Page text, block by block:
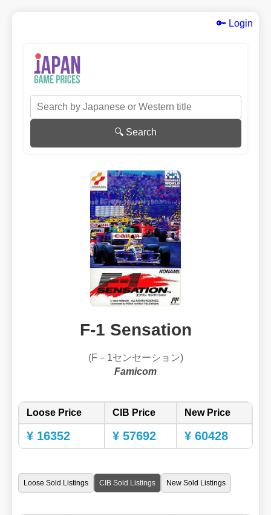
🔑 Login
🔍 Search
F-1 Sensation
(F－1センセーション)
Famicom
Loose Price CIB Price New Price
¥ 16352 ¥ 57692 ¥ 60428
Loose Sold Listings CIB Sold Listings New Sold Listings